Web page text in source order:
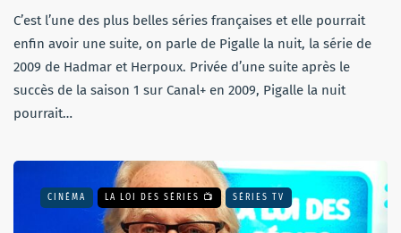
C’est l’une des plus belles séries françaises et elle pourrait
enfin avoir une suite, on parle de Pigalle la nuit, la série de
2009 de Hadmar et Herpoux. Privée d’une suite après le
succès de la saison 1 sur Canal+ en 2009, Pigalle la nuit
pourrait…
CINÉMA LA LOI DES SÉRIES 📺 SÉRIES TV